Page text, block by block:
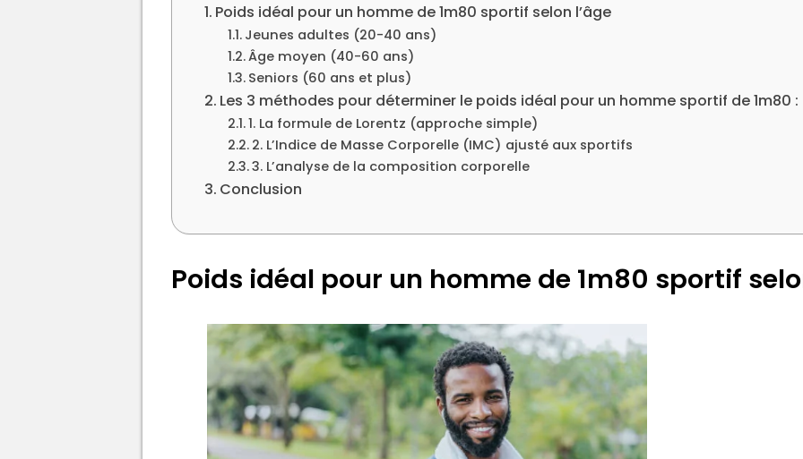
Poids idéal pour un homme de 1m80 sportif selon l’âge
Jeunes adultes (20-40 ans)
Âge moyen (40-60 ans)
Seniors (60 ans et plus)
Les 3 méthodes pour déterminer le poids idéal pour un homme sportif de 1m80 :
1. La formule de Lorentz (approche simple)
2. L’Indice de Masse Corporelle (IMC) ajusté aux sportifs
3. L’analyse de la composition corporelle
Conclusion
Poids idéal pour un homme de 1m80 sportif